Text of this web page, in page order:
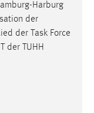
Harburg
der
der Task Force
der TUHH